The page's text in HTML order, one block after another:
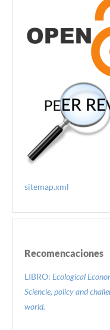
sitemap.xml
Recomencaciones
LIBRO: Ecological
Sciencie, policy and
world.